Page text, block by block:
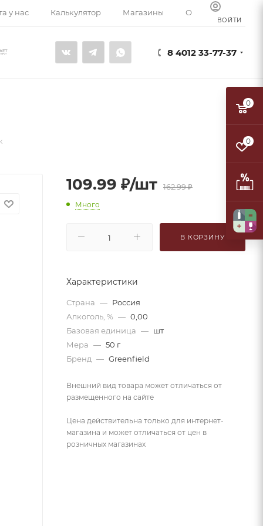
у нас Калькулятор Магазины О компании
ВОЙТИ
8 4012 33-77-37
109.99 ₽/шт 162.99₽
Много
В КОРЗИНУ
Характеристики
Страна — Россия
Алкоголь, % — 0,00
Базовая единица — шт
Мера — 50 г
Бренд — Greenfield
Внешний вид товара может отличаться от
размещенного на сайте
Цена действительна только для интернет-
магазина и может отличаться от цен в
розничных магазинах
0
0